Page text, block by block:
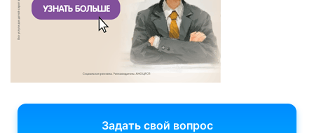
Задать свой вопрос